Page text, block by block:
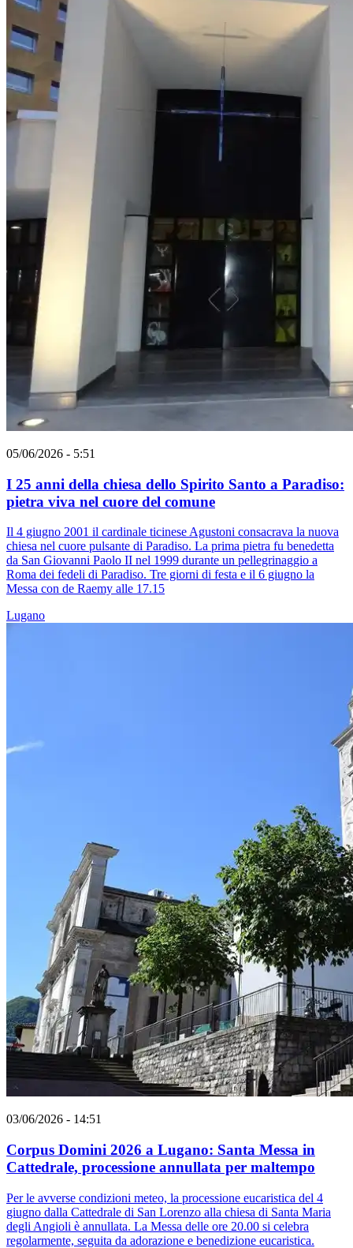
05/06/2026 - 5:51
I 25 anni della chiesa dello Spirito Santo a Paradiso:
pietra viva nel cuore del comune
Il 4 giugno 2001 il cardinale ticinese Agustoni consacrava la nuova
chiesa nel cuore pulsante di Paradiso. La prima pietra fu benedetta
da San Giovanni Paolo II nel 1999 durante un pellegrinaggio a
Roma dei fedeli di Paradiso. Tre giorni di festa e il 6 giugno la
Messa con de Raemy alle 17.15
Lugano
03/06/2026 - 14:51
Corpus Domini 2026 a Lugano: Santa Messa in
Cattedrale, processione annullata per maltempo
Per le avverse condizioni meteo, la processione eucaristica del 4
giugno dalla Cattedrale di San Lorenzo alla chiesa di Santa Maria
degli Angioli è annullata. La Messa delle ore 20.00 si celebra
regolarmente, seguita da adorazione e benedizione eucaristica.